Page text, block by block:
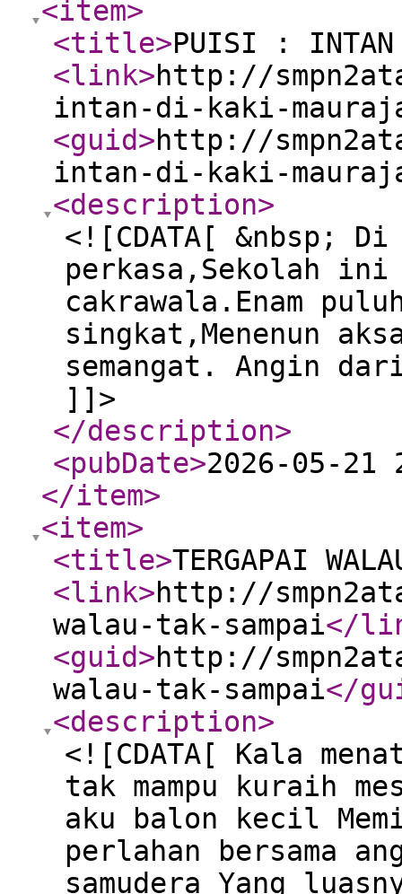
<item>
<title>PUISI : INTAN
<link>http://
intan-di-kaki-
<guid>http://
intan-di-kaki-
<description>
<![CDATA[ &nbsp;
perkasa,Sekolah ini
cakrawala.Enam
singkat,Menenun
semangat. Angin dari
]]>
</description>
<pubDate>2026-05-21
</item>
<item>
<title>TERGAPAI
<link>http://
walau-tak-sampai</
<guid>http://
walau-tak-sampai</
<description>
<![CDATA[ Kala
tak mampu kuraih
aku balon kecil
perlahan bersama
samudera Yang